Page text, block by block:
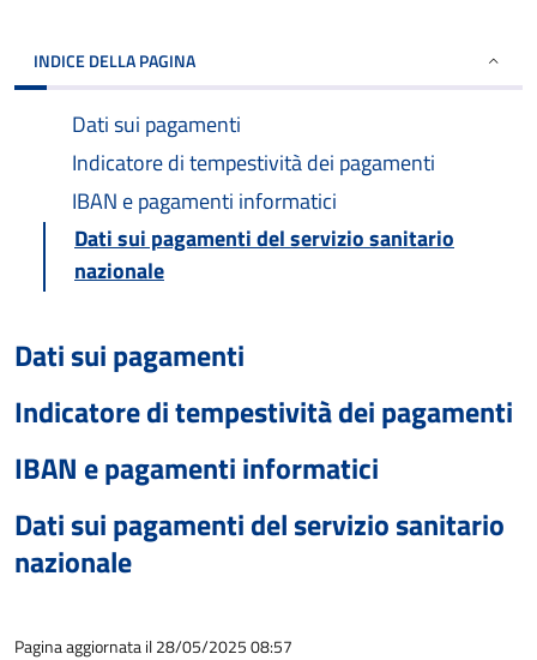
INDICE DELLA PAGINA
Dati sui pagamenti
Indicatore di tempestività dei pagamenti
IBAN e pagamenti informatici
Dati sui pagamenti del servizio sanitario
nazionale
Dati sui pagamenti
Indicatore di tempestività dei pagamenti
IBAN e pagamenti informatici
Dati sui pagamenti del servizio sanitario
nazionale
Pagina aggiornata il 28/05/2025 08:57